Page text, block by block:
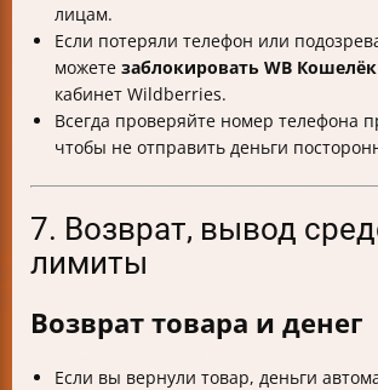
лицам.
Если потеряли телефон или
можете заблокировать WB Кошелёк
кабинет Wildberries.
Всегда проверяйте номер телефона
чтобы не отправить деньги
7. Возврат, вывод
лимиты
Возврат товара и денег
Если вы вернули товар, деньги